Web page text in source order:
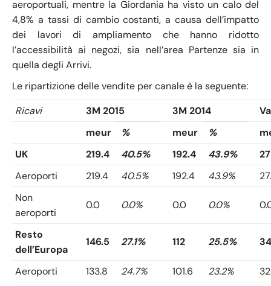
aeroportuali, mentre la Giordania ha visto un calo del
4,8% a tassi di cambio costanti, a causa dell’impatto
dei lavori di ampliamento che hanno ridotto
l’accessibilità ai negozi, sia nell’area Partenze sia in
quella degli Arrivi.
Le ripartizione delle vendite per canale è la seguente:
Ricavi
3M 2015 3M 2014
meur
% meur %
UK
219.4 40.5% 192.4 43.9%
27
Aeroporti
219.4 40.5% 192.4 43.9%
Non
aeroporti
0.0 0.0% 0.0 0.0%
Resto
dell’Europa
146.5 27.1% 112 25.5%
Aeroporti 133.8 24.7% 101.6 23.2%